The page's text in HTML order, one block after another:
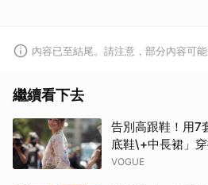
內容已至結尾。請注意，部分內容可能
繼續看下去
告別高跟鞋！用7
底鞋\+中長裙」
VOGUE